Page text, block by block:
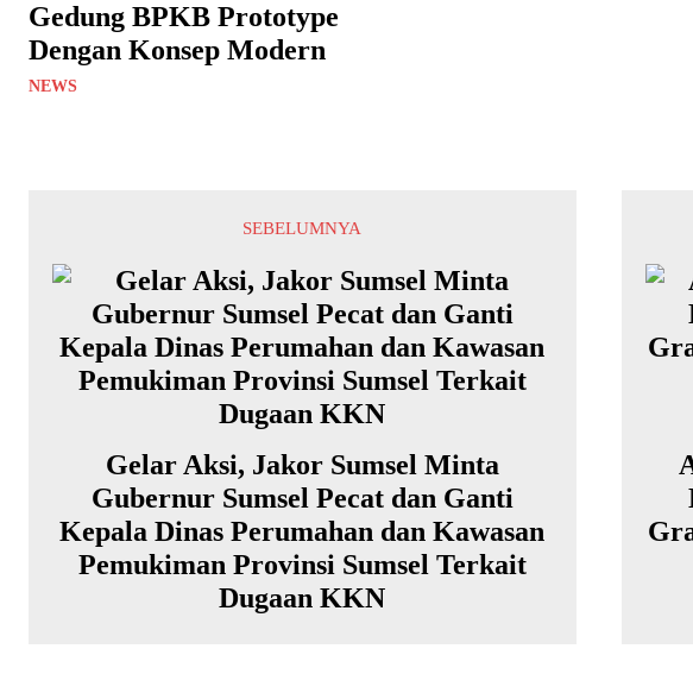
Gedung BPKB Prototype
Dengan Konsep Modern
NEWS
SEBELUMNYA
Gelar Aksi, Jakor Sumsel Minta
Gubernur Sumsel Pecat dan Ganti
Kepala Dinas Perumahan dan Kawasan
Pemukiman Provinsi Sumsel Terkait
Dugaan KKN